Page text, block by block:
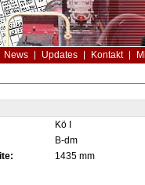
News Updates Kontakt
Kö I
B-dm
1435 mm